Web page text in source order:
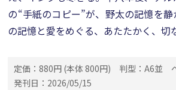
の“手紙のコピー”が、野太の記憶を
の記憶と愛をめぐる、あたたかく、切
定価：880円 (本体 800円) 判型：A6並
発刊日：2026/05/15